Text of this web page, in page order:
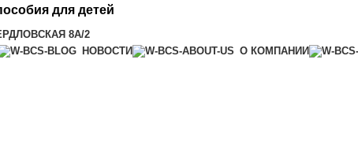
для детей
8А/2
НОВОСТИ О КОМПАНИИ